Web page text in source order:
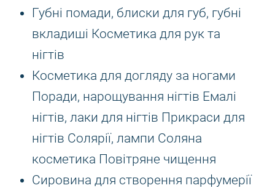
Губні помади, блиски для губ, губні
вкладиші Косметика для рук та
нігтів
Косметика для догляду за ногами
Поради, нарощування нігтів Емалі
нігтів, лаки для нігтів Прикраси для
нігтів Солярії, лампи Соляна
косметика Повітряне чищення
Сировина для створення парфумерії